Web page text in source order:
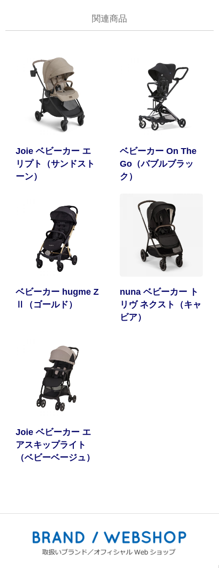
関連商品
Joie ベビーカー エ
リプト（サンドスト
ーン）
ベビーカー On The
Go（バブルブラッ
ク）
ベビーカー hugme Z
Ⅱ（ゴールド）
nuna ベビーカー ト
リヴ ネクスト（キャ
ビア）
Joie ベビーカー エ
アスキップライト
（ベビーベージュ）